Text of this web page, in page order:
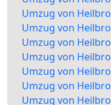
Umzug von
Umzug von
Umzug von
Umzug von
Umzug von
Umzug von
Umzug von